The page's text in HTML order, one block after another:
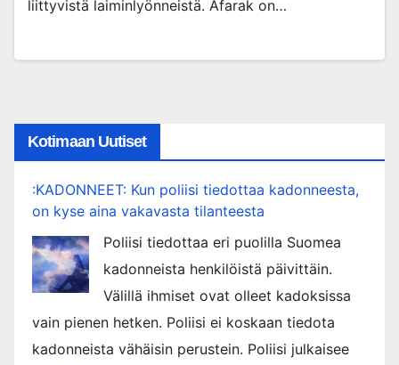
liittyvistä laiminlyönneistä. Afarak on…
Kotimaan Uutiset
:KADONNEET: Kun poliisi tiedottaa kadonneesta,
on kyse aina vakavasta tilanteesta
Poliisi tiedottaa eri puolilla Suomea
kadonneista henkilöistä päivittäin.
Välillä ihmiset ovat olleet kadoksissa
vain pienen hetken. Poliisi ei koskaan tiedota
kadonneista vähäisin perustein. Poliisi julkaisee